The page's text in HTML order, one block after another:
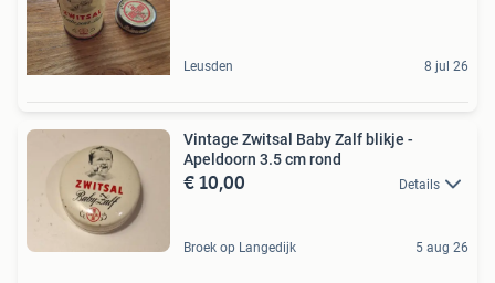
Leusden 8 jul 26
Vintage Zwitsal Baby Zalf blikje -
Apeldoorn 3.5 cm rond
€ 10,00 Details
Broek op Langedijk 5 aug 26